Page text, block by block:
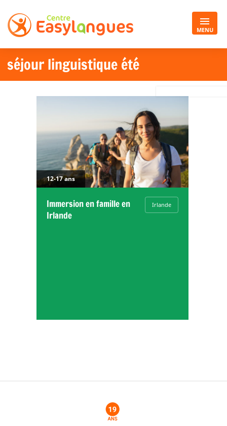
MENU
séjour linguistique été
12-17 ans
Immersion en famille en
Irlande
Irlande